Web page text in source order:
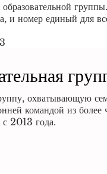
группы.
и номер единый для
охватывающую
командой из
с 2013 года.